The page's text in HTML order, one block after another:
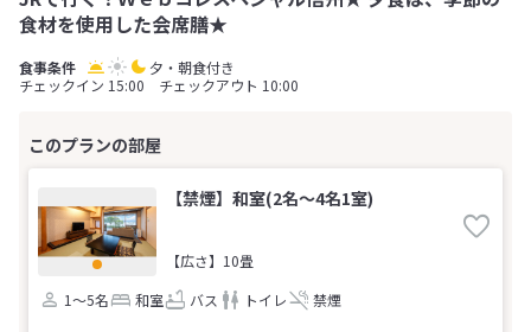
食材を使用した会席膳★
夕・朝食付き
チェックイン 15:00 チェックアウト 10:00
【禁煙】和室(2名～4名1室)
【広さ】10畳
1～5名
和室 バス トイレ 禁煙